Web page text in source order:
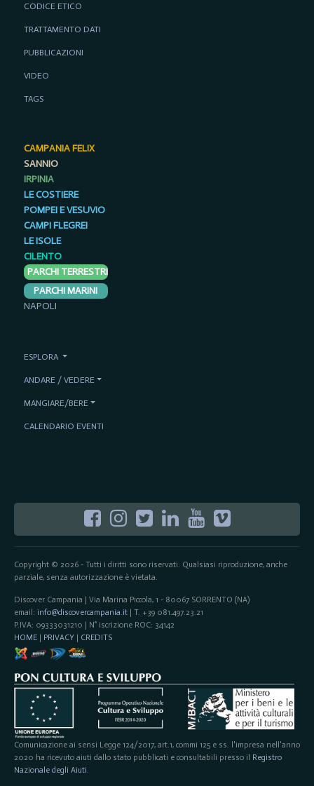
Copyright © 2026 - Tutti i diritti sono riservati. Qualsiasi riproduzione, anche
parziale, senza autorizzazione è vietata.
Discover Campania | Via Marina Piccola, 1 - 80067 SORRENTO (NA)
email: info@discovercampania.it| T. +39 081.497.23.21
P.IVA: 09333031210 | N° iscrizione ROC: 34142
HOME| PRIVACY | CREDITS
Comunicazione ai sensi Legge 124/2017, art.1, commi 125 e ss. l'impresa nell'anno
2020 ha ricevuto aiuti dallo stato pubblicati e consultabili presso il Registro
Nazionale degli Aiuti.
CODICE ETICO
TRATTAMENTO DATI
PUBBLICAZIONI
VIDEO
TAGS
CAMPANIA FELIX
SANNIO
IRPINIA
LE COSTIERE
POMPEI E VESUVIO
CAMPI FLEGREI
LE ISOLE
CILENTO
PARCHI TERRESTRI
PARCHI MARINI
NAPOLI
ESPLORA
ANDARE / VEDERE
MANGIARE/BERE
CALENDARIO EVENTI